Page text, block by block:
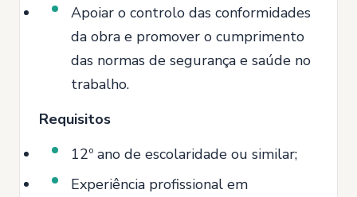
Apoiar o controlo das conformidades
da obra e promover o cumprimento
das normas de segurança e saúde no
trabalho.
Requisitos
12º ano de escolaridade ou similar;
Experiência profissional em